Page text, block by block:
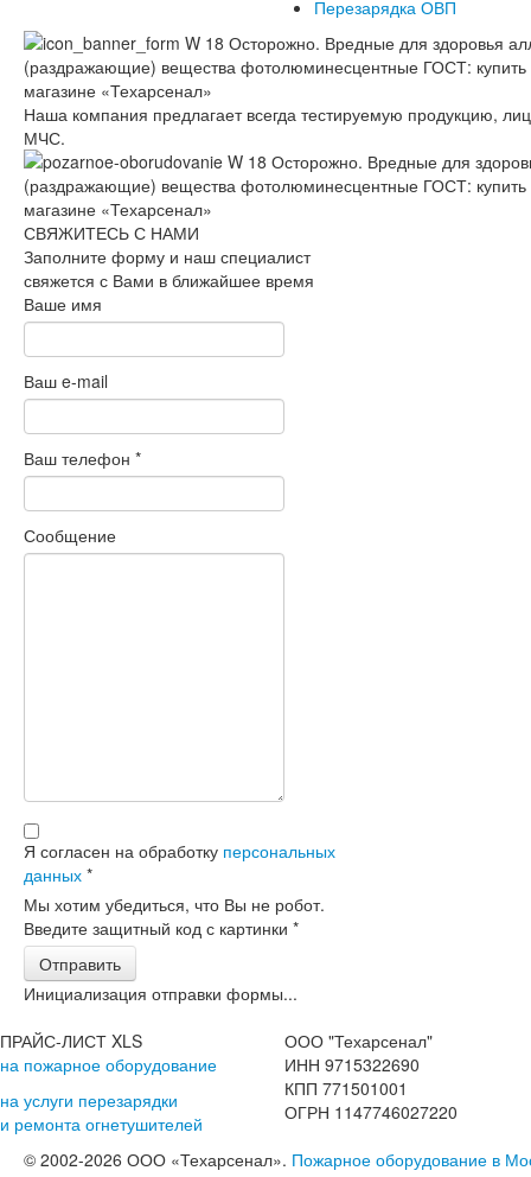
Перезарядка ОВП
Наша компания предлагает всегда тестируемую продукцию,
МЧС.
СВЯЖИТЕСЬ С НАМИ
Заполните форму и наш специалист
свяжется с Вами в ближайшее время
Ваше имя
Ваш e-mail
Ваш телефон *
Сообщение
Я согласен на обработку персональных
данных *
Мы хотим убедиться, что Вы не робот.
Введите защитный код с картинки *
Отправить
Инициализация отправки формы...
ПРАЙС-ЛИСТ XLS
на пожарное оборудование
на услуги перезарядки
и ремонта огнетушителей
ООО "Техарсенал"
ИНН 9715322690
КПП 771501001
ОГРН 1147746027220
© 2002-2026 ООО «Техарсенал». Пожарное оборудование в